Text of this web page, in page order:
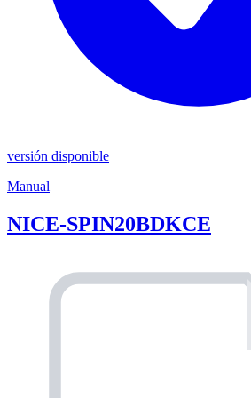
versión disponible
Manual
NICE-SPIN20BDKCE